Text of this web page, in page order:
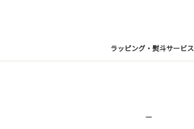
ラッピング・熨斗サービス